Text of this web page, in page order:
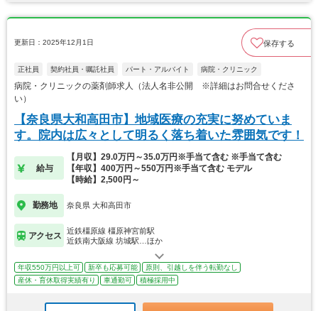
更新日：2025年12月1日 保存する
正社員 契約社員・嘱託社員 パート・アルバイト 病院・クリニック
病院・クリニックの薬剤師求人（法人名非公開 ※詳細はお問合せくださ
い）
【奈良県大和高田市】地域医療の充実に努めていま
す。院内は広々として明るく落ち着いた雰囲気です！
給与
【月収】29.0万円～35.0万円※手当て含む ※手当て含む
【年収】400万円～550万円※手当て含む モデル
【時給】2,500円～
勤務地 奈良県 大和高田市
アクセス
近鉄橿原線 橿原神宮前駅
近鉄南大阪線 坊城駅…ほか
年収550万円以上可 新卒も応募可能
原則、引越しを伴う転勤なし
産休・育休取得実績有り
車通勤可 積極採用中